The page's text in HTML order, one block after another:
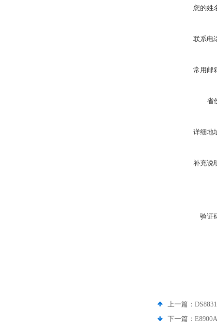
您的姓
联系电
常用邮
省
详细地
补充说
验证
上一篇：
下一篇：